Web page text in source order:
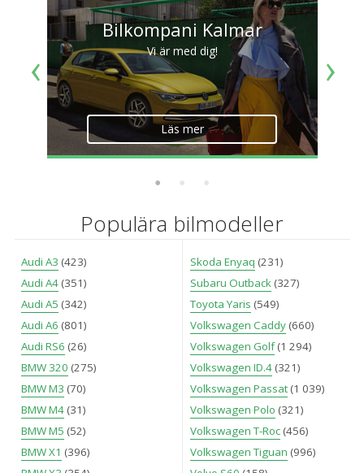
Bilkompani Kalmar
Vi är med dig!
Läs mer
Populära bilmodeller
Audi A3 (423)
Audi A4 (351)
Audi A5 (342)
Audi A6 (801)
Audi RS6 (26)
BMW 320 (275)
BMW M3 (70)
BMW M4 (31)
BMW M5 (52)
BMW X1 (396)
Skoda Enyaq (231)
Subaru Outback(327)
Toyota Yaris (549)
Volkswagen Caddy(660)
Volkswagen Golf(1 294)
Volkswagen ID.4(321)
Volkswagen Passat(1 039)
Volkswagen Polo (321)
Volkswagen T-Roc(456)
Volkswagen Tiguan (996)